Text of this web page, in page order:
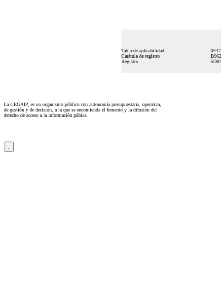
Tabla de aplicabilidad
Carátula de registro
Registro
La CEGAIP, es un organismo público con autonomía presupuestaria, operativa,
de gestión y de decisión, a la que se encomienda el fomento y la difusión del
derecho de acceso a la información púbica.